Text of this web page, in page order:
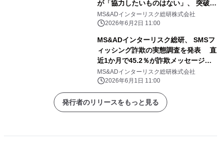
が「協力したいものはない」、 突破口
は「敷地レベルの浸水低減効果」と
「コミュニティ」～
MS&ADインターリスク総研株式会社
2026年6月2日 11:00
MS&ADインターリスク総研、 SMSフ
ィッシング詐欺の実態調査を発表 直
近1か月で45.2％が詐欺メッセージを
受信と判明
MS&ADインターリスク総研株式会社
2026年6月1日 11:00
発行者のリリースをもっと見る